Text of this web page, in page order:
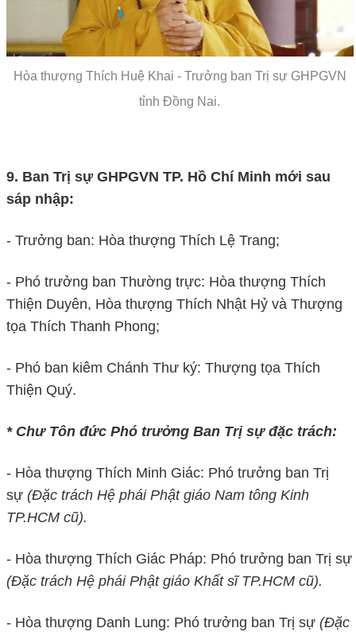
Hòa thượng Thích Huệ Khai - Trưởng ban Trị sự GHPGVN
tỉnh Đồng Nai.
9. Ban Trị sự GHPGVN TP. Hồ Chí Minh mới sau
sáp nhập:
- Trưởng ban: Hòa thượng Thích Lệ Trang;
- Phó trưởng ban Thường trực: Hòa thượng Thích
Thiện Duyên, Hòa thượng Thích Nhật Hỷ và Thượng
tọa Thích Thanh Phong;
- Phó ban kiêm Chánh Thư ký: Thượng tọa Thích
Thiện Quý.
* Chư Tôn đức Phó trưởng Ban Trị sự đặc trách:
- Hòa thượng Thích Minh Giác: Phó trưởng ban Trị
sự (Đặc trách Hệ phái Phật giáo Nam tông Kinh
TP.HCM cũ).
- Hòa thượng Thích Giác Pháp: Phó trưởng ban Trị sự
(Đặc trách Hệ phái Phật giáo Khất sĩ TP.HCM cũ).
- Hòa thượng Danh Lung: Phó trưởng ban Trị sự (Đặc